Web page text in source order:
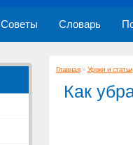
Советы Словарь
Главная» Уроки и статьи
Как